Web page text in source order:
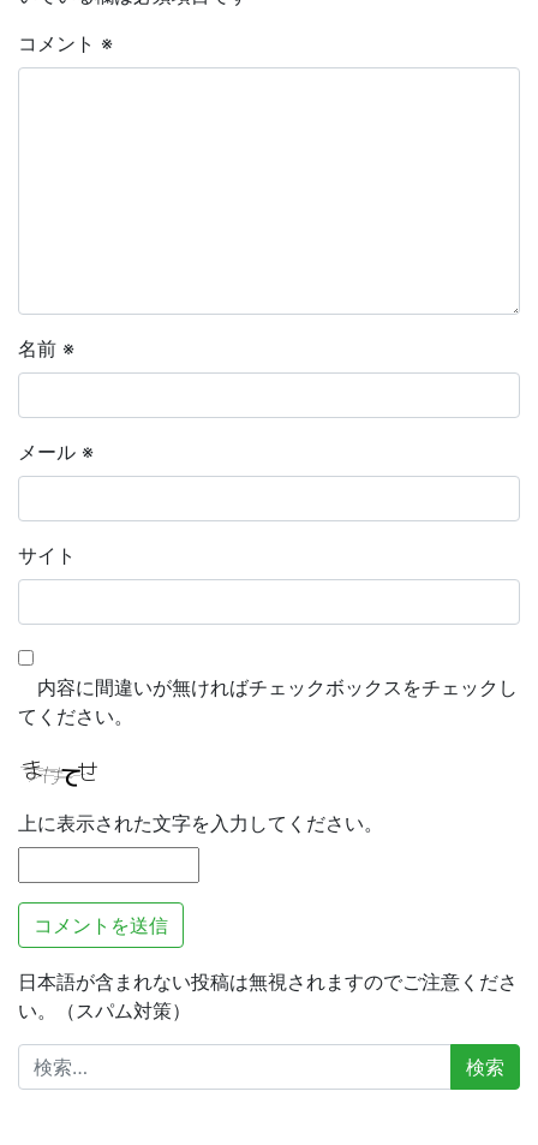
コメント ※
名前 ※
メール ※
サイト
内容に間違いが無ければチェックボックスをチェックし
てください。
上に表示された文字を入力してください。
日本語が含まれない投稿は無視されますのでご注意くださ
い。（スパム対策）
検
索: